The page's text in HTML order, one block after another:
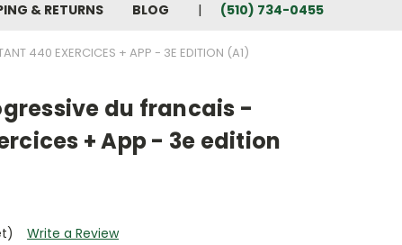
& RETURNS BLOG (510) 734-0455
440 EXERCICES + APP - 3E EDITION (A1)
du francais -
+ App - 3e edition
Write a Review